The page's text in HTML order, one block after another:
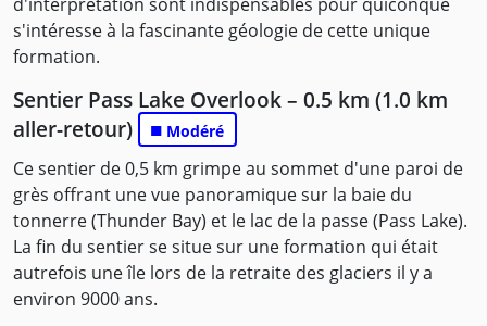
s'intéresse à la fascinante géologie de cette unique
formation.
Sentier Pass Lake Overlook – 0.5 km (1.0 km
aller-retour)
■ Modéré
Ce sentier de 0,5 km grimpe au sommet d'une paroi de
grès offrant une vue panoramique sur la baie du
tonnerre (Thunder Bay) et le lac de la passe (Pass Lake).
La fin du sentier se situe sur une formation qui était
autrefois une île lors de la retraite des glaciers il y a
environ 9000 ans.